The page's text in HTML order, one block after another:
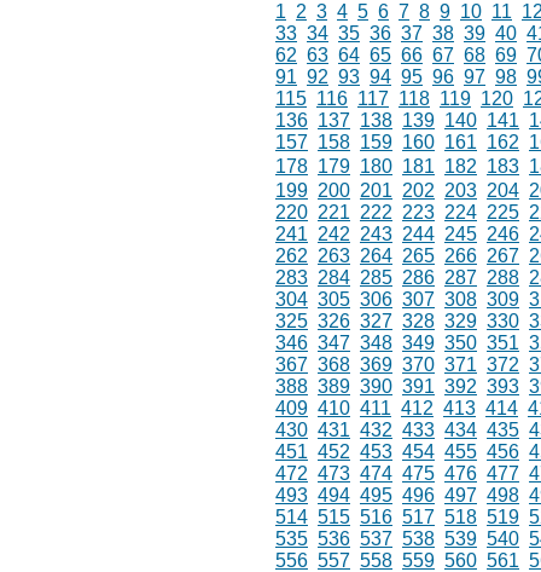
1 2 3 4 5 6 7 8 9 10 11
33 34 35 36 37 38 39 40
62 63 64 65 66 67 68 69
91 92 93 94 95 96 97 98
115 116 117 118 119 120
136 137 138 139 140 141
157 158 159 160 161 162
178 179 180 181 182 183
199 200 201 202 203 204
220 221 222 223 224 225
241 242 243 244 245 246
262 263 264 265 266 267
283 284 285 286 287 288
304 305 306 307 308 309
325 326 327 328 329 330
346 347 348 349 350 351
367 368 369 370 371 372
388 389 390 391 392 393
409 410 411 412 413 414
430 431 432 433 434 435
451 452 453 454 455 456
472 473 474 475 476 477
493 494 495 496 497 498
514 515 516 517 518 519
535 536 537 538 539 540
556 557 558 559 560 561